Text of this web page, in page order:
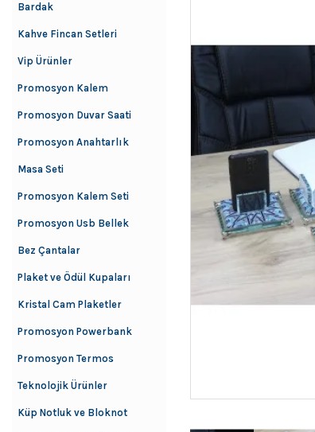
Bardak
Kahve Fincan Setleri
Vip Ürünler
Promosyon Kalem
Promosyon Duvar Saati
Promosyon Anahtarlık
Masa Seti
Promosyon Kalem Seti
Promosyon Usb Bellek
Bez Çantalar
Plaket ve Ödül Kupaları
Kristal Cam Plaketler
Promosyon Powerbank
Promosyon Termos
Teknolojik Ürünler
Küp Notluk ve Bloknot